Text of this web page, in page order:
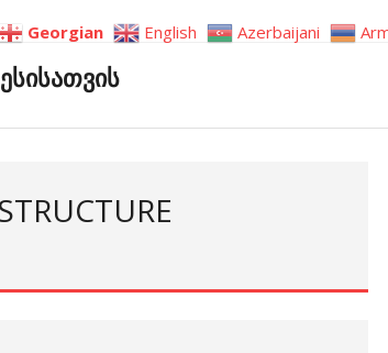
Georgian English Azerbaijani